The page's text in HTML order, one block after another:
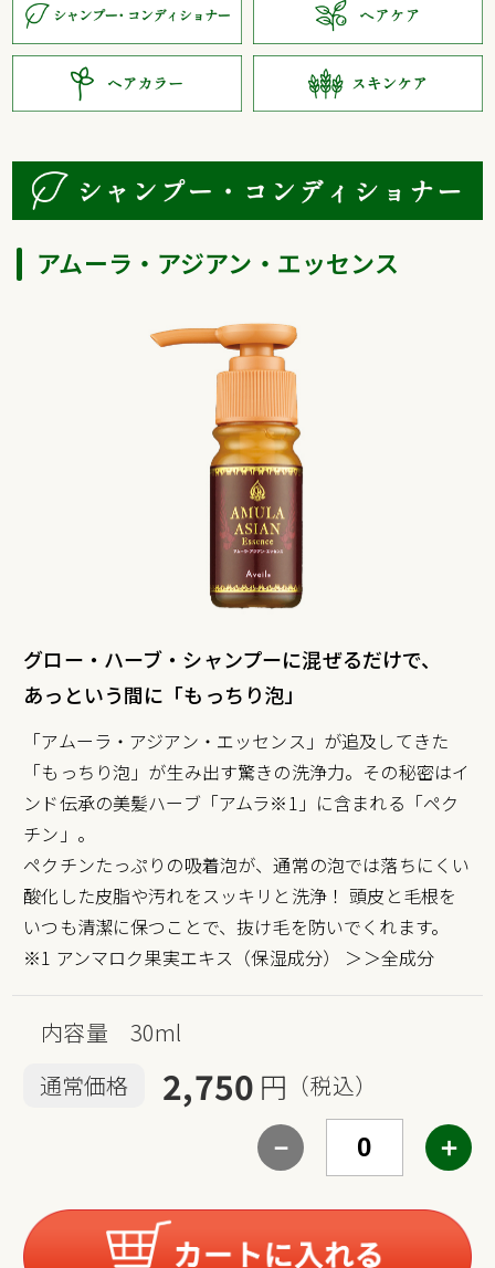
アムーラ・アジアン・エッセンス
グロー・ハーブ・シャンプーに混ぜるだけで、
あっという間に「もっちり泡」
「アムーラ・アジアン・エッセンス」が追及してきた
「もっちり泡」が生み出す驚きの洗浄力。その秘密はイ
ンド伝承の美髪ハーブ「アムラ※1」に含まれる「ペク
チン」。
ペクチンたっぷりの吸着泡が、通常の泡では落ちにくい
酸化した皮脂や汚れをスッキリと洗浄！ 頭皮と毛根を
いつも清潔に保つことで、抜け毛を防いでくれます。
※1 アンマロク果実エキス（保湿成分） ＞＞全成分
内容量 30ml
通常価格
2,750 円 （税込）
－ ＋